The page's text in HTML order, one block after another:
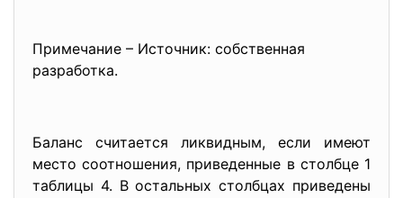
Примечание – Источник: собственная
разработка.
Баланс считается ликвидным, если имеют
место соотношения, приведенные в столбце 1
таблицы 4. В остальных столбцах приведены